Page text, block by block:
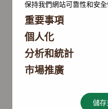
保持我們網站可靠性和安
重要事項
個人化
分析和統計
市場推廣
儲存